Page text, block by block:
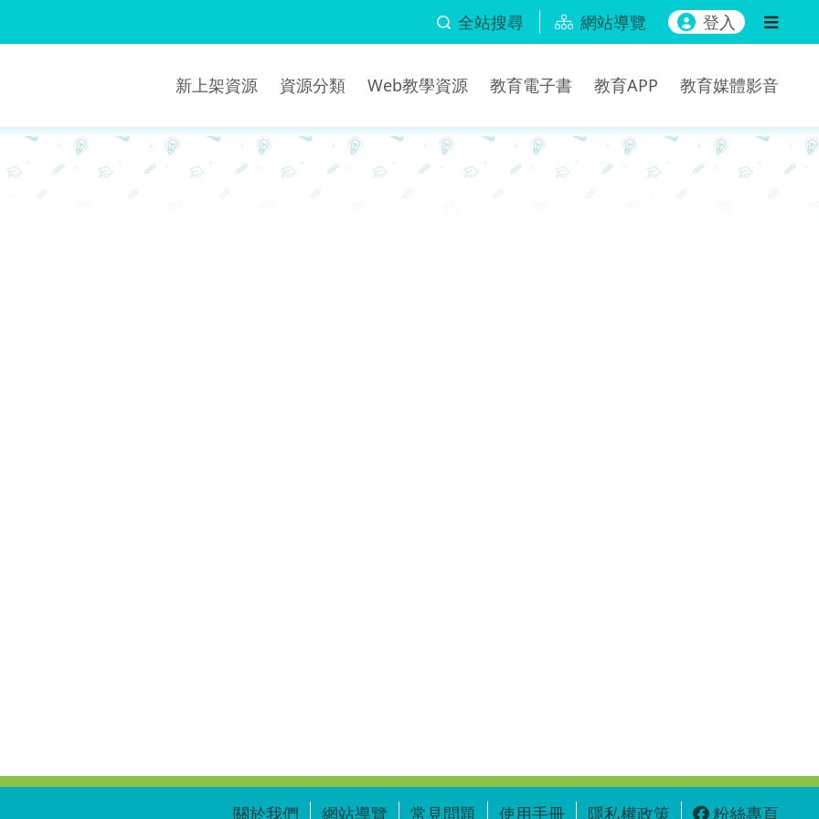
全站搜尋 網站導覽 登入
新上架資源 資源分類 Web教學資源 教育電子書 教育APP 教育媒體影音
關於我們 網站導覽 常見問題 使用手冊 隱私權政策 粉絲專頁